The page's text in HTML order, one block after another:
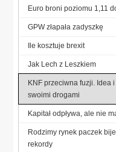
Euro broni poziomu 1,11
GPW złapała zadyszkę
Ile kosztuje brexit
Jak Lech z Leszkiem
KNF przeciwna fuzji. Idea
swoimi drogami
Kapitał odpływa, ale nie
Rodzimy rynek paczek
rekordy